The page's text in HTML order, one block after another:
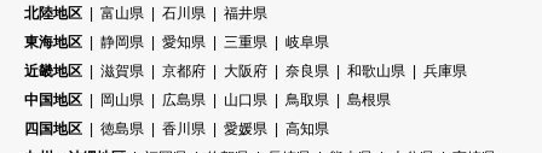
北陸地区
富山県 石川県
福井県
東海地区
静岡県 愛知県 三重県
岐阜県
近畿地区
滋賀県 京都府 大阪府 奈良県 和歌山県
兵庫県
中国地区
岡山県 広島県 山口県 鳥取県
島根県
四国地区
徳島県 香川県 愛媛県
高知県